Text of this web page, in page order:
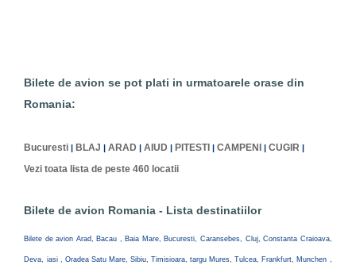
Bilete de avion se pot plati in urmatoarele orase din
Romania:
Bucuresti BLAJ |ARAD |AIUD PITESTI |CAMPENI |CUGIR
Vezi toata lista de peste 460 locatii
Bilete de avion Romania - Lista destinatiilor
Bilete de avion Arad, Bacau , Baia Mare, Bucuresti, Caransebes, Cluj, Constanta Craioava,
Deva, iasi , Oradea Satu Mare, Sibiu, Timisioara, targu Mures, Tulcea, Frankfurt, Munchen ,